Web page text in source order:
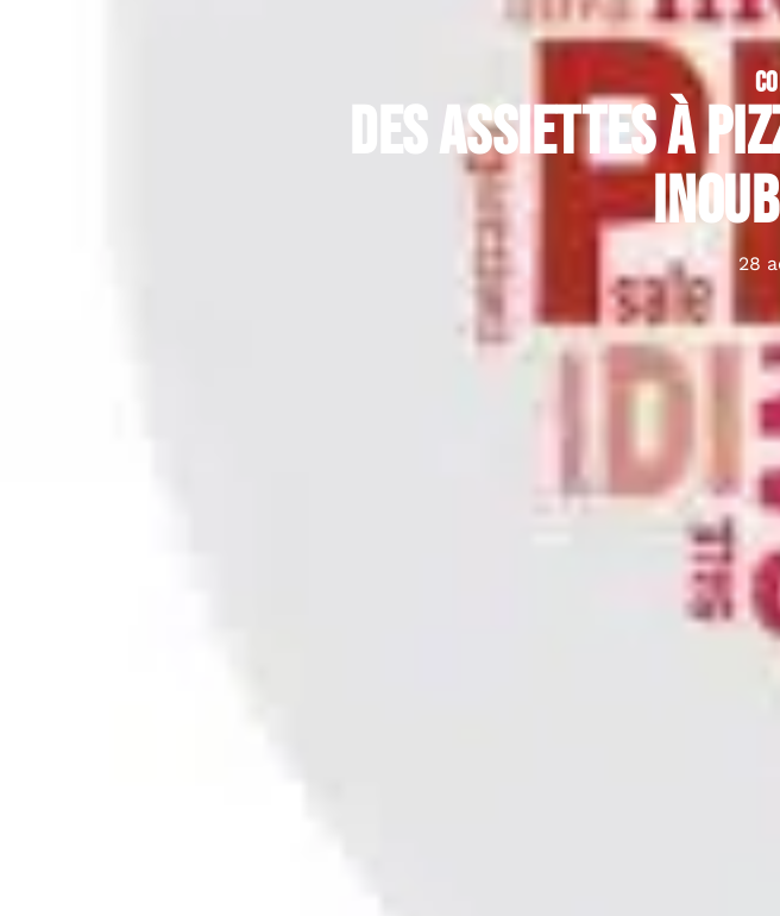
Des assiettes à
28